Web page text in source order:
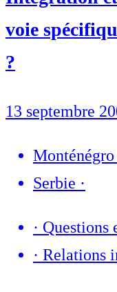
voie
?
13 septembre
Monténégro
Serbie ·
· Questions
· Relations